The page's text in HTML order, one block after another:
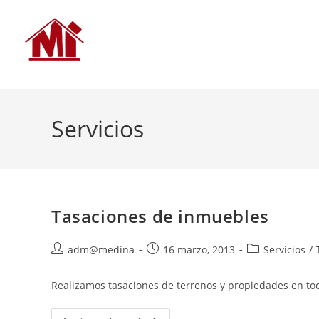
Servicios
Tasaciones de inmuebles
adm@medina 16 marzo, 2013 Servicios /
Realizamos tasaciones de terrenos y propiedades en